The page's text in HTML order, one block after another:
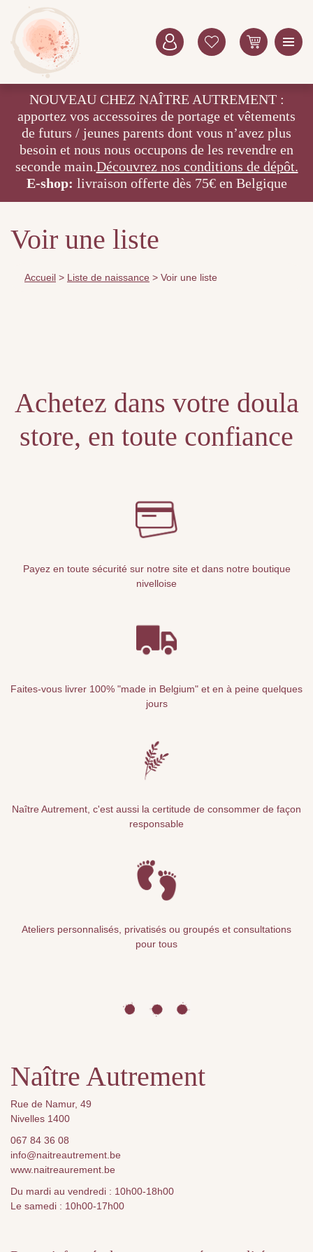
NOUVEAU CHEZ NAÎTRE AUTREMENT :
apportez vos accessoires de portage et vêtements
de futurs / jeunes parents dont vous n’avez plus
besoin et nous nous occupons de les revendre en
seconde main.Découvrez nos conditions de dépôt.
E-shop: livraison offerte dès 75€ en Belgique
Voir une liste
Accueil > Liste de naissance > Voir une liste
Achetez dans votre doula
store, en toute confiance
Payez en toute sécurité sur notre site et dans notre boutique
nivelloise
Faites-vous livrer 100% "made in Belgium" et en à peine quelques
jours
Naître Autrement, c'est aussi la certitude de consommer de façon
responsable
Ateliers personnalisés, privatisés ou groupés et consultations
pour tous
Naître Autrement
Rue de Namur, 49
Nivelles 1400
067 84 36 08
info@naitreautrement.be
www.naitreaurement.be
Du mardi au vendredi : 10h00-18h00
Le samedi : 10h00-17h00